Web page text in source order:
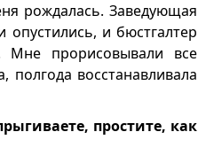
рождалась. Заведующая
и бюстгалтер
Мне прорисовывали все
восстанавливала
простите, как